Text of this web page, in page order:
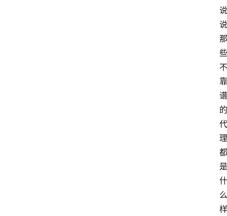
说
说
那
些
不
靠
谱
的
代
理
都
是
什
么
样